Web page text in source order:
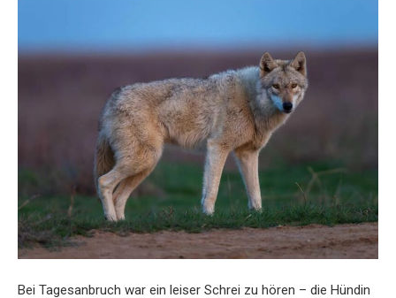
Bei Tagesanbruch war ein leiser Schrei zu hören – die Hündin